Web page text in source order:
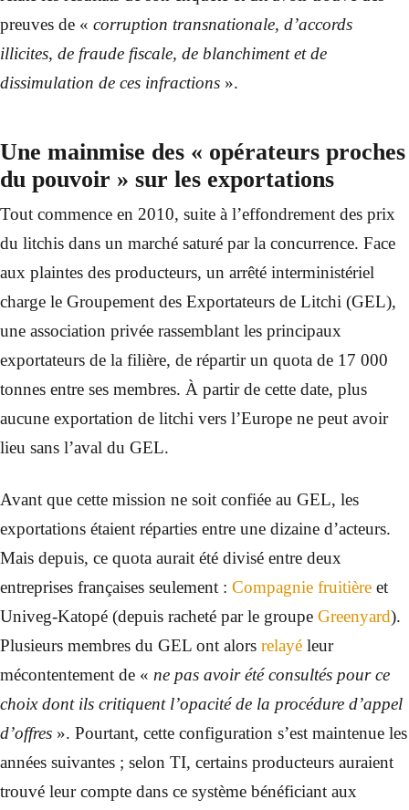
preuves de « corruption transnationale, d’accords
illicites, de fraude fiscale, de blanchiment et de
dissimulation de ces infractions ».
Une mainmise des « opérateurs proches
du pouvoir » sur les exportations
Tout commence en 2010, suite à l’effondrement des prix
du litchis dans un marché saturé par la concurrence. Face
aux plaintes des producteurs, un arrêté interministériel
charge le Groupement des Exportateurs de Litchi (GEL),
une association privée rassemblant les principaux
exportateurs de la filière, de répartir un quota de 17 000
tonnes entre ses membres. À partir de cette date, plus
aucune exportation de litchi vers l’Europe ne peut avoir
lieu sans l’aval du GEL.
Avant que cette mission ne soit confiée au GEL, les
exportations étaient réparties entre une dizaine d’acteurs.
Mais depuis, ce quota aurait été divisé entre deux
entreprises françaises seulement : Compagnie fruitière et
Univeg-Katopé (depuis racheté par le groupe Greenyard).
Plusieurs membres du GEL ont alors relayé leur
mécontentement de « ne pas avoir été consultés pour ce
choix dont ils critiquent l’opacité de la procédure d’appel
d’offres ». Pourtant, cette configuration s’est maintenue les
années suivantes ; selon TI, certains producteurs auraient
trouvé leur compte dans ce système bénéficiant aux